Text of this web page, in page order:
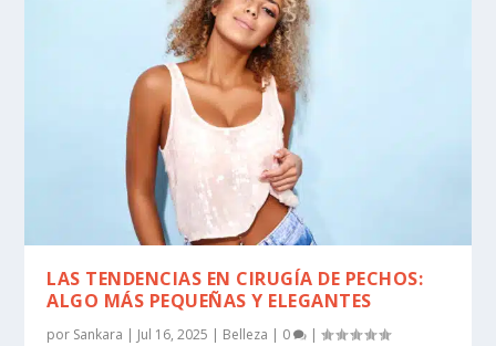
LAS TENDENCIAS EN CIRUGÍA DE PECHOS:
ALGO MÁS PEQUEÑAS Y ELEGANTES
por Sankara | Jul 16, 2025 | Belleza | 0 |